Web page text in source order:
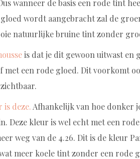
wanneer de basis een rode tint
wordt aangebracht zal de
natuurlijke bruine tint zonder
is dat je dit gewoon uitwast en
een rode gloed. Dit voorkomt
is deze. Afhankelijk van hoe donker
Deze kleur is wel echt met een
weg van de 4.26. Dit is de kleur
meer koele tint zonder een rode